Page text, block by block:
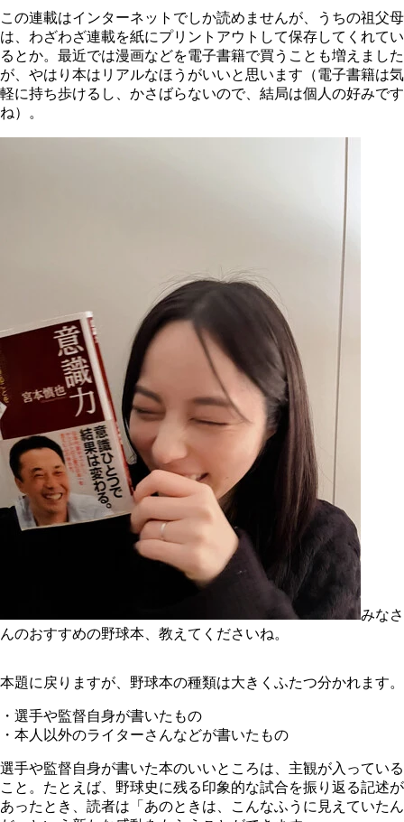
この連載はインターネットでしか読めませんが、うちの祖父母
は、わざわざ連載を紙にプリントアウトして保存してくれてい
るとか。最近では漫画などを電子書籍で買うことも増えました
が、やはり本はリアルなほうがいいと思います（電子書籍は気
軽に持ち歩けるし、かさばらないので、結局は個人の好みです
ね）。
みなさ
んのおすすめの野球本、教えてくださいね。
本題に戻りますが、野球本の種類は大きくふたつ分かれます。
・選手や監督自身が書いたもの
・本人以外のライターさんなどが書いたもの
選手や監督自身が書いた本のいいところは、主観が入っている
こと。たとえば、野球史に残る印象的な試合を振り返る記述が
あったとき、読者は「あのときは、こんなふうに見えていたん